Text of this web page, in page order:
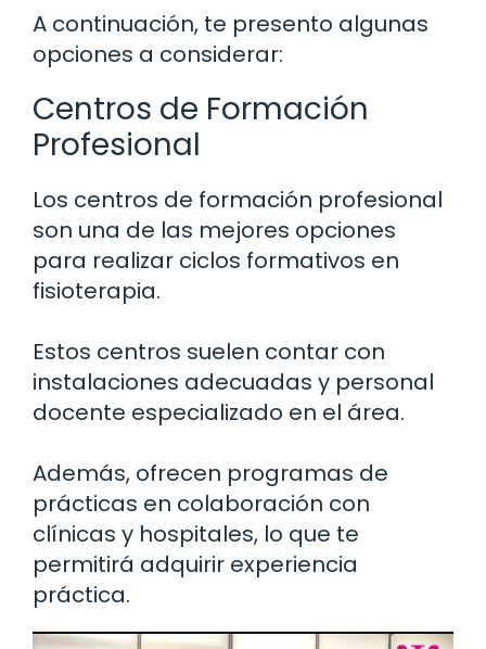
A continuación, te presento algunas
opciones a considerar:
Centros de Formación
Profesional
Los centros de formación profesional
son una de las mejores opciones
para realizar ciclos formativos en
fisioterapia.
Estos centros suelen contar con
instalaciones adecuadas y personal
docente especializado en el área.
Además, ofrecen programas de
prácticas en colaboración con
clínicas y hospitales, lo que te
permitirá adquirir experiencia
práctica.